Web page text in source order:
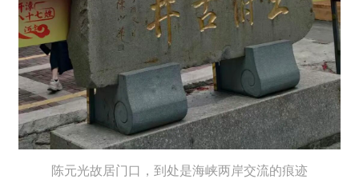
陈元光故居门口，到处是海峡两岸交流的痕迹